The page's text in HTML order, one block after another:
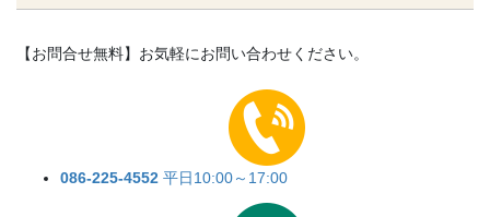
【お問合せ無料】お気軽にお問い合わせください。
086-225-4552 平日10:00～17:00